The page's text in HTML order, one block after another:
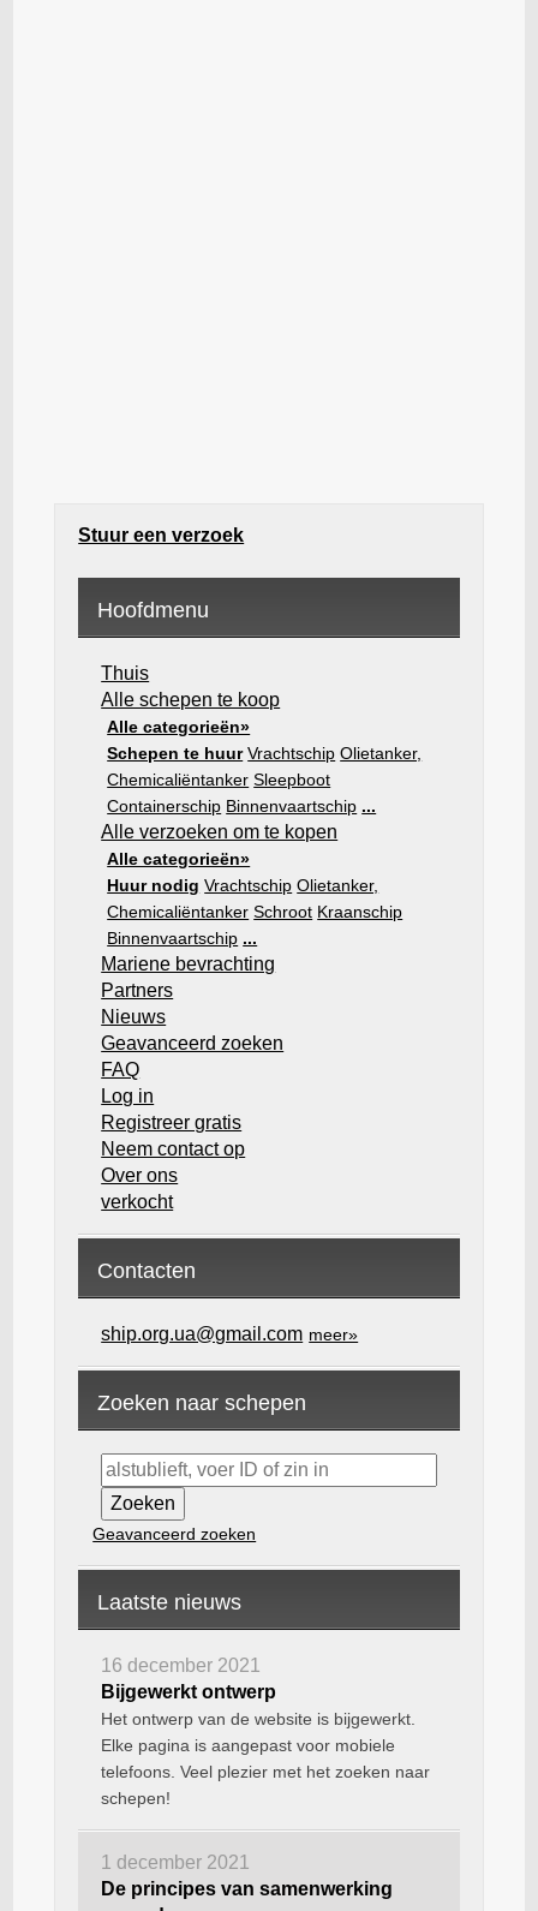
Stuur een verzoek
Hoofdmenu
Thuis
Alle schepen te koop
Alle categorieën»
Schepen te huur Vrachtschip Olietanker,
Chemicaliëntanker Sleepboot
Containerschip Binnenvaartschip ...
Alle verzoeken om te kopen
Alle categorieën»
Huur nodig Vrachtschip Olietanker,
Chemicaliëntanker Schroot Kraanschip
Binnenvaartschip ...
Mariene bevrachting
Partners
Nieuws
Geavanceerd zoeken
FAQ
Log in
Registreer gratis
Neem contact op
Over ons
verkocht
Contacten
ship.org.ua@gmail.com meer»
Zoeken naar schepen
Geavanceerd zoeken
Laatste nieuws
16 december 2021
Bijgewerkt ontwerp
Het ontwerp van de website is bijgewerkt.
Elke pagina is aangepast voor mobiele
telefoons. Veel plezier met het zoeken naar
schepen!
1 december 2021
De principes van samenwerking